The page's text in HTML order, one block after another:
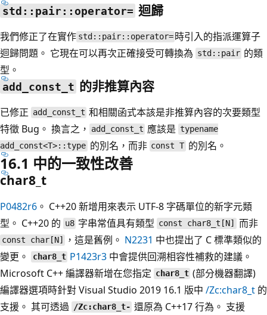
std::pair::operator= 迴歸
我們修正了在實作 std::pair::operator= 時引入的指派運算子
迴歸問題。 它現在可以再次正確接受可轉換為 std::pair 的類
型。
add_const_t 的非推算內容
已修正 add_const_t 和相關函式本該是非推算內容的次要類型
特徵 Bug。 換言之，
add_const_t 應該是 typename
add_const<T>::type 的別名，而非 const T 的別名。
16.1 中的一致性改善
char8_t
P0482r6 。 C++20 新增用來表示 UTF-8 字碼單位的新字元類
型。 C++20 的 u8 字串常值具有類型 const char8_t[N] 而非
const char[N] ，這是舊例。 N2231 中也提出了 C 標準類似的
變更。
char8_t P1423r3 中會提供回溯相容性補救的建議。
Microsoft C++ 編譯器新增在您指定 char8_t (部分機器翻譯)
編譯器選項時針對 Visual Studio 2019 16.1 版中 /Zc:char8_t 的
支援。 其可透過 /Zc:char8_t- 還原為 C++17 行為。 支援